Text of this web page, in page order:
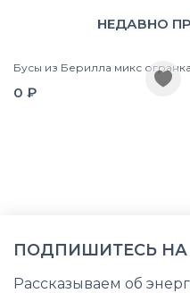
НЕДАВНО
Бусы из Берилла микс огранка
0 ₽
ПОДПИШИТЕСЬ НА
Рассказываем об